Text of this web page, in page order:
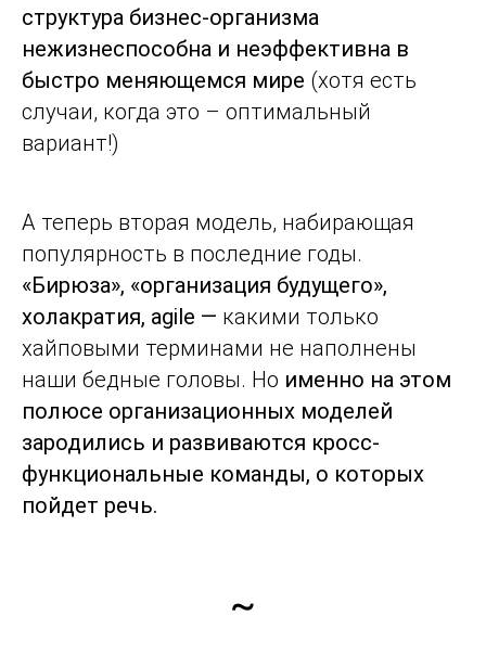
структура бизнес-организма
нежизнеспособна и неэффективна в
быстро меняющемся мире (хотя есть
случаи, когда это – оптимальный
вариант!)
А теперь вторая модель, набирающая
популярность в последние годы.
«Бирюза», «организация будущего»,
холакратия, agile — какими только
хайповыми терминами не наполнены
наши бедные головы. Но именно на этом
полюсе организационных моделей
зародились и развиваются кросс-
функциональные команды, о которых
пойдет речь.
~